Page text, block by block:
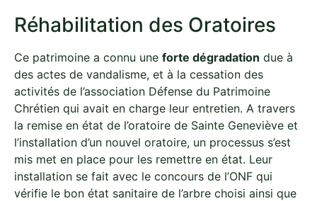
Réhabilitation des Oratoires
Ce patrimoine a connu une forte dégradation due à
des actes de vandalisme, et à la cessation des
activités de l’association Défense du Patrimoine
Chrétien qui avait en charge leur entretien. A travers
la remise en état de l’oratoire de Sainte Geneviève et
l’installation d’un nouvel oratoire, un processus s’est
mis met en place pour les remettre en état. Leur
installation se fait avec le concours de l’ONF qui
vérifie le bon état sanitaire de l’arbre choisi ainsi que